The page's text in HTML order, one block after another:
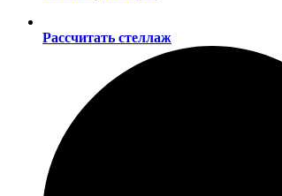
Рассчитать стеллаж